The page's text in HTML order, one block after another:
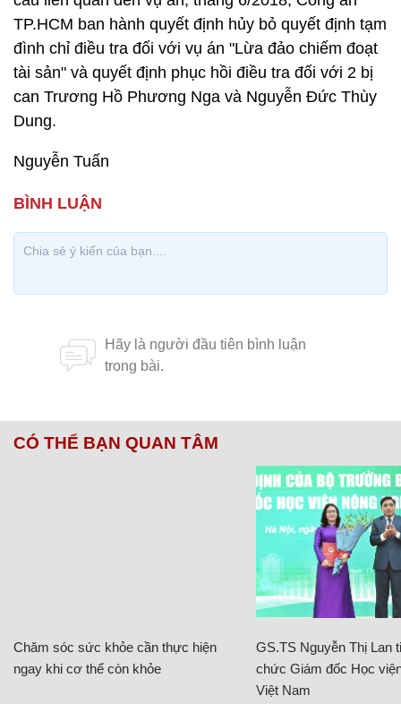
TP.HCM ban hành quyết định hủy bỏ quyết định tạm
đình chỉ điều tra đối với vụ án "Lừa đảo chiếm đoạt
tài sản" và quyết định phục hồi điều tra đối với 2 bị
can Trương Hồ Phương Nga và Nguyễn Đức Thùy
Dung.
Nguyễn Tuấn
CÓ THỂ BẠN QUAN TÂM
Chăm sóc sức khỏe cần thực hiện
ngay khi cơ thể còn khỏe
GS.TS Nguyễn Thị Lan
chức Giám đốc Học
Việt Nam